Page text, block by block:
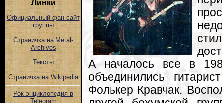
Линки
Официальный фан-сайт
группы
Страничка на Metal-
Archives
Тексты
Страничка на Wikipedia
Рок-энциклопедия в
Telegram
А началось все в
объединились
Фолькер Кравчак.